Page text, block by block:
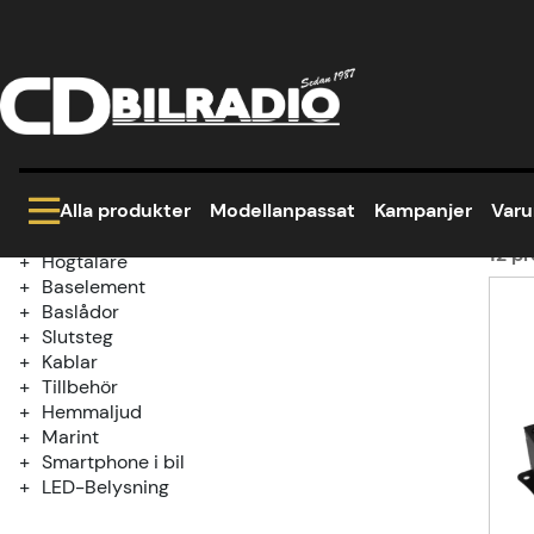
Alla produkter Modellanpassat Kampanjer
Kategoriträd
Paketerbjudanden
Högtalare
Baselement
Baslådor
Slutsteg
Kablar
Tillbehör
Hemmaljud
Marint
Smartphone i bil
LED-Belysning
12